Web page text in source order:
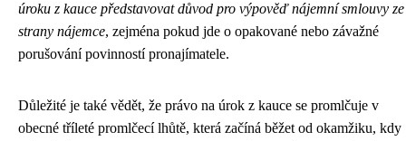
úroku z kauce představovat důvod pro výpověď nájemní smlouvy ze
strany nájemce, zejména pokud jde o opakované nebo závažné
porušování povinností pronajímatele.
Důležité je také vědět, že právo na úrok z kauce se promlčuje v
obecné tříleté promlčecí lhůtě, která začíná běžet od okamžiku, kdy